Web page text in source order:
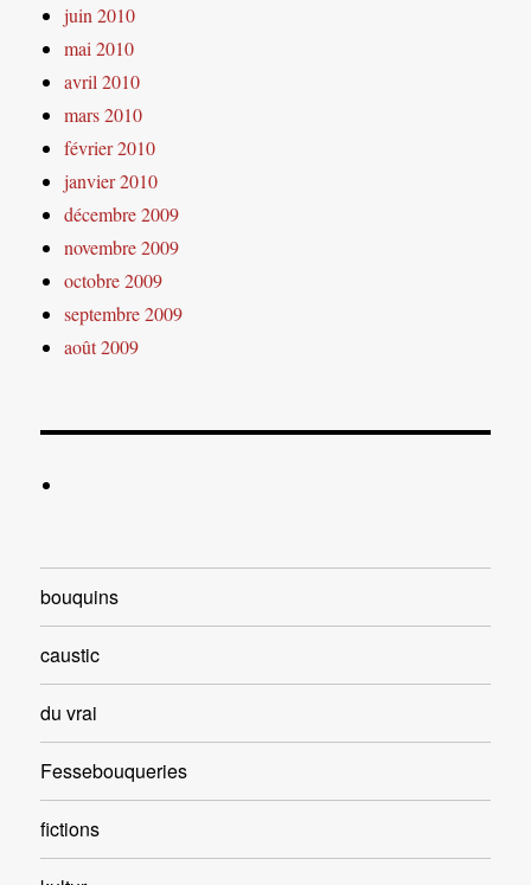
juin 2010
mai 2010
avril 2010
mars 2010
février 2010
janvier 2010
décembre 2009
novembre 2009
octobre 2009
septembre 2009
août 2009
bouquins
caustic
du vrai
Fessebouqueries
fictions